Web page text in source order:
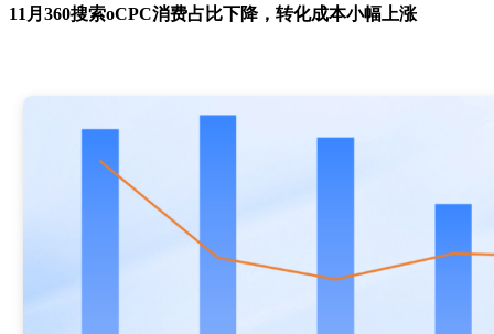
11月360搜索oCPC消费占比下降，转化成本小幅上涨